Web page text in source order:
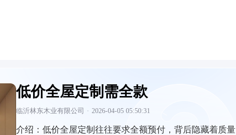
低价全屋定制需全款
临沂林东木业有限公司 · 2026-04-05 05:50:31
介绍： 低价全屋定制往往要求全额预付，背后隐藏着质量